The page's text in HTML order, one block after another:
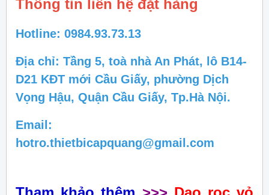
Thông tin liên hệ đặt hàng
Hotline: 0984.93.73.13
Địa chỉ: Tầng 5, toà nhà An Phát, lô B14-
D21 KĐT mới Cầu Giấy, phường Dịch
Vọng Hậu, Quận Cầu Giấy, Tp.Hà Nội.
Email:
hotro.thietbicapquang@gmail.com